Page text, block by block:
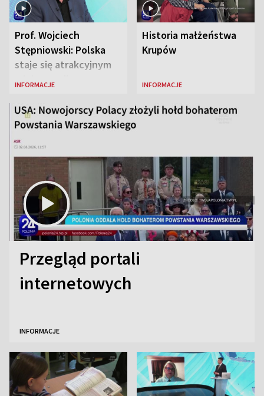
Prof. Wojciech
Stępniowski: Polska
staje się atrakcyjnym
miejscem dla
INFORMACJE
Historia małżeństwa
Krupów
INFORMACJE
Przegląd portali
internetowych
INFORMACJE